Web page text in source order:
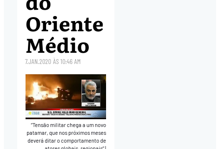
Oriente
Médio
7.JAN.2020 ÀS10:46 AM
“Tensão militar chega a um novo
patamar, que nos próximos meses
deverá ditar o comportamento de